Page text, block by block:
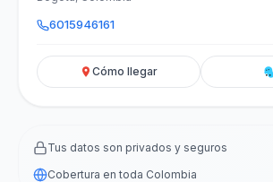
6015946161
Cómo llegar
Tus datos son privados y seguros
Cobertura en toda Colombia